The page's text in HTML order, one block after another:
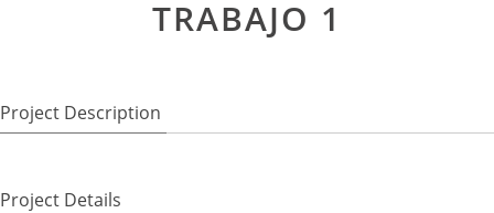
TRABAJO 1
Project Description
Project Details